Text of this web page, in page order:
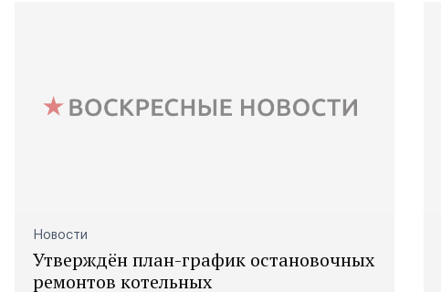
Новости
Утверждён план-график остановочных
ремонтов котельных